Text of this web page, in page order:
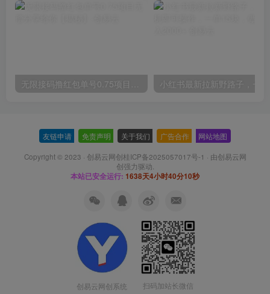
友链申请 免责声明 关于我们 广告合作 网站地图
Copyright © 2023 · 创易云网创桂ICP备2025057017号-1 · 由创易云网
创强力驱动.
本站已安全运行: 1638天4小时40分11秒
创易云网创系统
扫码加站长微信